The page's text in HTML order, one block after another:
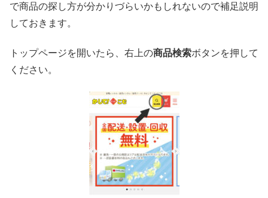
で商品の探し方が分かりづらいかもしれないので補足説明
しておきます。
トップページを開いたら、右上の商品検索ボタンを押して
ください。